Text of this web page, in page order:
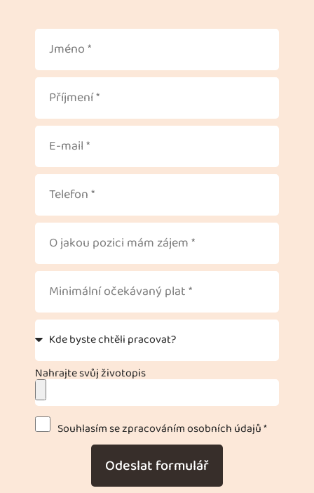
Nahrajte svůj životopis
Souhlasím se zpracováním osobních údajů *
Odeslat formulář